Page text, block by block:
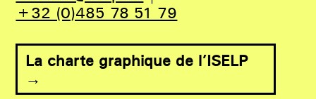
+32 (0)485 78 51 79
La charte graphique de l’ISELP
→